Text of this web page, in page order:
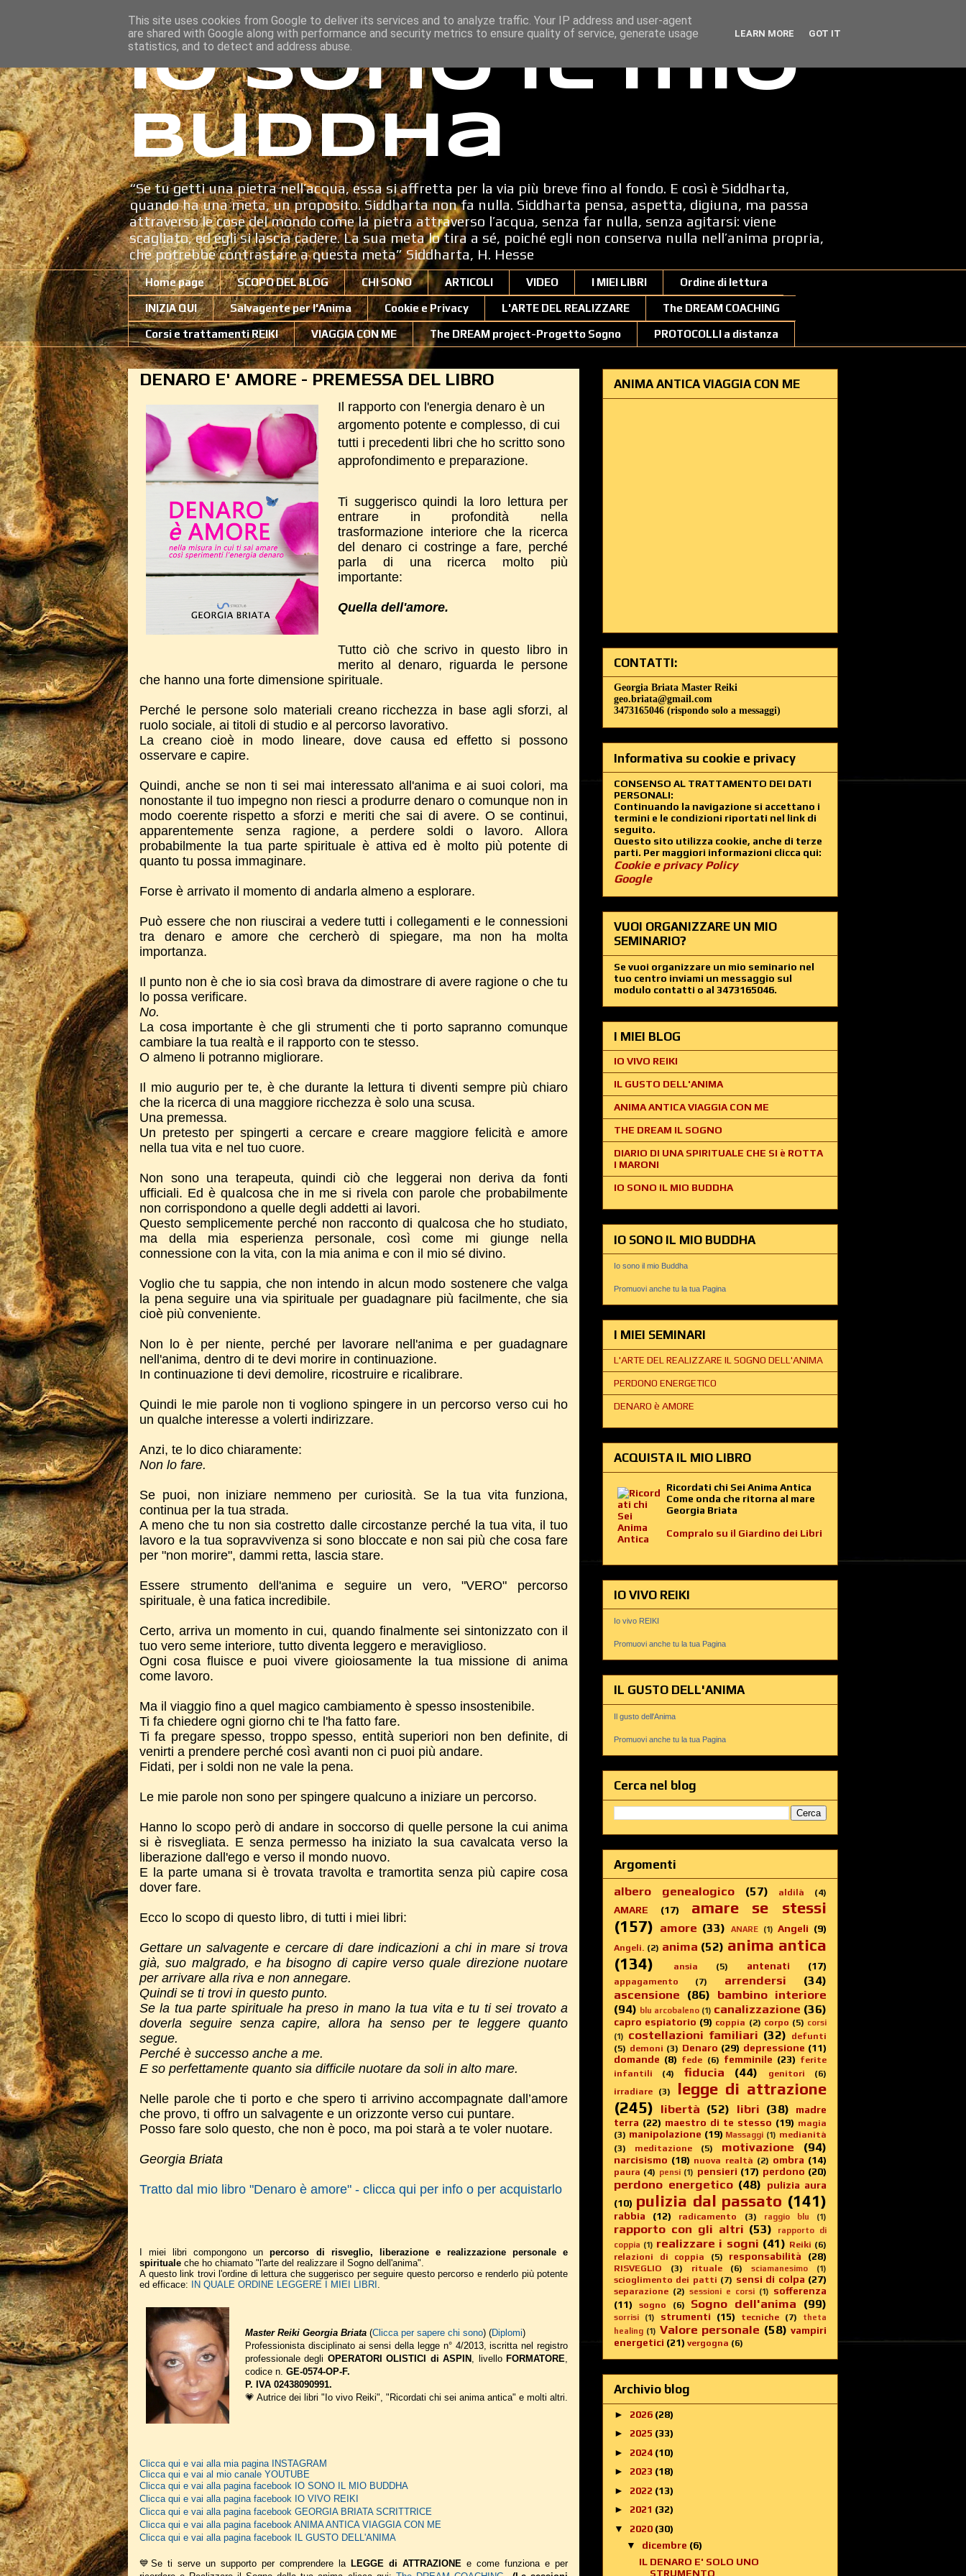
Io sono il mio
Buddha
“Se tu getti una pietra nell’acqua, essa si affretta per la via più breve fino al fondo. E così è Siddharta,
quando ha una meta, un proposito. Siddharta non fa nulla. Siddharta pensa, aspetta, digiuna, ma passa
attraverso le cose del mondo come la pietra attraverso l’acqua, senza far nulla, senza agitarsi: viene
scagliato, ed egli si lascia cadere. La sua meta lo tira a sé, poiché egli non conserva nulla nell’anima propria,
che potrebbe contrastare a questa meta” Siddharta, H. Hesse
Home page SCOPO DEL BLOG CHI SONO ARTICOLI VIDEO I MIEI LIBRI Ordine di lettura
INIZIA QUI Salvagente per l'Anima Cookie e Privacy L'ARTE DEL REALIZZARE The DREAM COACHING
Corsi e trattamenti REIKI VIAGGIA CON ME The DREAM project-Progetto Sogno PROTOCOLLI a distanza
DENARO E' AMORE - PREMESSA DEL LIBRO
Il rapporto con l'energia denaro è un
argomento potente e complesso, di cui
tutti i precedenti libri che ho scritto sono
approfondimento e preparazione.
Ti suggerisco quindi la loro lettura per
entrare in profondità nella
trasformazione interiore che la ricerca
del denaro ci costringe a fare, perché
parla di una ricerca molto più
importante:
Quella dell'amore.
Tutto ciò che scrivo in questo libro in
merito al denaro, riguarda le persone
che hanno una forte dimensione spirituale.
Perché le persone solo materiali creano ricchezza in base agli sforzi, al
ruolo sociale, ai titoli di studio e al percorso lavorativo.
La creano cioè in modo lineare, dove causa ed effetto si possono
osservare e capire.
Quindi, anche se non ti sei mai interessato all'anima e ai suoi colori, ma
nonostante il tuo impegno non riesci a produrre denaro o comunque non in
modo coerente rispetto a sforzi e meriti che sai di avere. O se continui,
apparentemente senza ragione, a perdere soldi o lavoro. Allora
probabilmente la tua parte spirituale è attiva ed è molto più potente di
quanto tu possa immaginare.
Forse è arrivato il momento di andarla almeno a esplorare.
Può essere che non riuscirai a vedere tutti i collegamenti e le connessioni
tra denaro e amore che cercherò di spiegare, ma non ha molta
importanza.
Il punto non è che io sia così brava da dimostrare di avere ragione o che tu
lo possa verificare.
No.
La cosa importante è che gli strumenti che ti porto sapranno comunque
cambiare la tua realtà e il rapporto con te stesso.
O almeno li potranno migliorare.
Il mio augurio per te, è che durante la lettura ti diventi sempre più chiaro
che la ricerca di una maggiore ricchezza è solo una scusa.
Una premessa.
Un pretesto per spingerti a cercare e creare maggiore felicità e amore
nella tua vita e nel tuo cuore.
Non sono una terapeuta, quindi ciò che leggerai non deriva da fonti
ufficiali. Ed è qualcosa che in me si rivela con parole che probabilmente
non corrispondono a quelle degli addetti ai lavori.
Questo semplicemente perché non racconto di qualcosa che ho studiato,
ma della mia esperienza personale, così come mi giunge nella
connessione con la vita, con la mia anima e con il mio sé divino.
Voglio che tu sappia, che non intendo in alcun modo sostenere che valga
la pena seguire una via spirituale per guadagnare più facilmente, che sia
cioè più conveniente.
Non lo è per niente, perché per lavorare nell'anima e per guadagnare
nell'anima, dentro di te devi morire in continuazione.
In continuazione ti devi demolire, ricostruire e ricalibrare.
Quindi le mie parole non ti vogliono spingere in un percorso verso cui ho
un qualche interesse a volerti indirizzare.
Anzi, te lo dico chiaramente:
Non lo fare.
Se puoi, non iniziare nemmeno per curiosità. Se la tua vita funziona,
continua per la tua strada.
A meno che tu non sia costretto dalle circostanze perché la tua vita, il tuo
lavoro e la tua sopravvivenza si sono bloccate e non sai più che cosa fare
per "non morire", dammi retta, lascia stare.
Essere strumento dell'anima e seguire un vero, "VERO" percorso
spirituale, è una fatica incredibile.
Certo, arriva un momento in cui, quando finalmente sei sintonizzato con il
tuo vero seme interiore, tutto diventa leggero e meraviglioso.
Ogni cosa fluisce e puoi vivere gioiosamente la tua missione di anima
come lavoro.
Ma il viaggio fino a quel magico cambiamento è spesso insostenibile.
Ti fa chiedere ogni giorno chi te l'ha fatto fare.
Ti fa pregare spesso, troppo spesso, entità superiori non ben definite, di
venirti a prendere perché così avanti non ci puoi più andare.
Fidati, per i soldi non ne vale la pena.
Le mie parole non sono per spingere qualcuno a iniziare un percorso.
Hanno lo scopo però di andare in soccorso di quelle persone la cui anima
si è risvegliata. E senza permesso ha iniziato la sua cavalcata verso la
liberazione dall'ego e verso il mondo nuovo.
E la parte umana si è trovata travolta e tramortita senza più capire cosa
dover fare.
Ecco lo scopo di questo libro, di tutti i miei libri:
Gettare un salvagente e cercare di dare indicazioni a chi in mare si trova
già, suo malgrado, e ha bisogno di capire verso quale direzione nuotare
per arrivare alla riva e non annegare.
Quindi se ti trovi in questo punto.
Se la tua parte spirituale ha preso in mano la tua vita e tu ti sei trovato a
doverla seguire senza capire, allora ha senso per te leggere quanto
segue.
Perché è successo anche a me.
E so perfettamente quanto sia difficile nuotare da soli in alto mare.
Nelle parole che ti porto e che spero ti arrivino accompagnate dall’amore
che provo, ti offro un salvagente e un orizzonte verso cui puntare.
Posso fare solo questo, che non è poco, ma poi starà a te voler nuotare.
Georgia Briata
Tratto dal mio libro "Denaro è amore" - clicca qui per info o per acquistarlo
I miei libri compongono unpercorso di risveglio, liberazione e realizzazione personale e
spirituale che ho chiamato "l'arte del realizzare il Sogno dell'anima".
A questo link trovi l'ordine di lettura che suggerisco per seguire questo percorso e renderlo più potente
ed efficace:
IN QUALE ORDINE LEGGERE I MIEI LIBRI .
Master Reiki Georgia Briata (Clicca per sapere chi sono) (Diplomi)
Professionista disciplinato ai sensi della legge n° 4/2013, iscritta nel registro
professionale degli OPERATORI OLISTICI di ASPIN , livello FORMATORE,
codice n. GE-0574-OP-F.
P. IVA 02438090991.
💗 Autrice dei libri "Io vivo Reiki", "Ricordati chi sei anima antica" e molti altri.
Clicca qui e vai alla mia pagina INSTAGRAM
Clicca qui e vai al mio canale YOUTUBE
Clicca qui e vai alla pagina facebook IO SONO IL MIO BUDDHA
Clicca qui e vai alla pagina facebook IO VIVO REIKI
Clicca qui e vai alla pagina facebook GEORGIA BRIATA SCRITTRICE
Clicca qui e vai alla pagina facebook ANIMA ANTICA VIAGGIA CON ME
Clicca qui e vai alla pagina facebook IL GUSTO DELL'ANIMA
💙Se ti serve un supporto per comprendere laLEGGE di ATTRAZIONE e come funziona e per
ANIMA ANTICA VIAGGIA CON ME
CONTATTI:
Georgia Briata Master Reiki
geo.briata@gmail.com
3473165046 (rispondo solo a messaggi)
Informativa su cookie e privacy
CONSENSO AL TRATTAMENTO DEI DATI
PERSONALI:
Continuando la navigazione si accettano i
termini e le condizioni riportati nel link di
seguito.
Questo sito utilizza cookie, anche di terze
parti. Per maggiori informazioni clicca qui:
Cookie e privacy Policy
Google
VUOI ORGANIZZARE UN MIO
SEMINARIO?
Se vuoi organizzare un mio seminario nel
tuo centro inviami un messaggio sul
modulo contatti o al 3473165046.
I MIEI BLOG
IO VIVO REIKI
IL GUSTO DELL'ANIMA
ANIMA ANTICA VIAGGIA CON ME
THE DREAM IL SOGNO
DIARIO DI UNA SPIRITUALE CHE SI è ROTTA
I MARONI
IO SONO IL MIO BUDDHA
IO SONO IL MIO BUDDHA
Io sono il mio Buddha
Promuovi anche tu la tua Pagina
I MIEI SEMINARI
L'ARTE DEL REALIZZARE IL SOGNO DELL'ANIMA
PERDONO ENERGETICO
DENARO è AMORE
ACQUISTA IL MIO LIBRO
Ricordati chi Sei Anima Antica
Come onda che ritorna al mare
Georgia Briata
Compralo su il Giardino dei Libri
IO VIVO REIKI
Io vivo REIKI
Promuovi anche tu la tua Pagina
IL GUSTO DELL'ANIMA
Il gusto dell'Anima
Promuovi anche tu la tua Pagina
Cerca nel blog
Argomenti
albero genealogico
(57) aldilà (4)
AMARE (17)
amare se stessi
(157) amore (33) ANARE (1) Angeli (9)
Angeli. (2) anima (52) anima antica
(134)
ansia (5) antenati (17)
appagamento (7) arrendersi
(34)
ascensione (86) bambino interiore
(94) blu arcobaleno (1) canalizzazione (36)
capro espiatorio (9) coppia (2) corpo (5) corsi
(1)
costellazioni familiari (32) defunti
(5) demoni (3) Denaro (29) depressione (11)
domande (8) fede (6) femminile (23) ferite
infantili
(4) fiducia (44) genitori
(6)
irradiare (3)
legge di attrazione
(245) libertà (52) libri (38)
madre
terra (22) maestro di te stesso (19) magia
(3) manipolazione (19) Massaggi (1) medianità
(3)
meditazione (5) motivazione (94)
narcisismo (18) nuova realtà (2) ombra (14)
paura (4) pensi (1) pensieri (17) perdono (20)
perdono energetico (48)
pulizia aura
(10) pulizia dal passato (141)
rabbia (12) radicamento (3) raggio blu (1)
rapporto con gli altri (53)
rapporto di
coppia (1) realizzare i sogni (41) Reiki (6)
relazioni di coppia
(5) responsabilità (28)
RISVEGLIO (3) rituale (6) sciamanesimo (1)
scioglimento dei patti (7) sensi di colpa (27)
separazione (2) sessioni e corsi (1)
sofferenza
(11)
sogno (6) Sogno dell'anima (99)
sorrisi (1) strumenti (15) tecniche (7)
theta
healing (1) Valore personale (58) vampiri
energetici (21) vergogna (6)
Archivio blog
► 2026 (28)
► 2025 (33)
► 2024 (10)
► 2023 (18)
► 2022 (13)
► 2021 (32)
▼ 2020 (30)
▼ dicembre (6)
IL DENARO E' SOLO UNO
STRUMENTO
This site uses cookies from Google to deliver its services and to analyze traffic. Your IP address and user-agent
are shared with Google along with performance and security metrics to ensure quality of service, generate usage
statistics, and to detect and address abuse.
LEARN MORE GOT IT